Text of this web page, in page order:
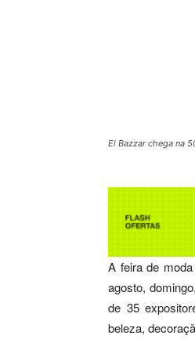
El Bazzar chega na
A feira de
agosto,
de 35
beleza,